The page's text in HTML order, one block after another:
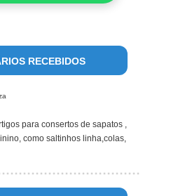
RECEBIDOS
para consertos de sapatos ,
como saltinhos linha,colas,